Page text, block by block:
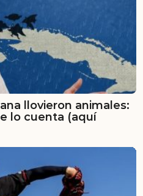
llovieron animales:
lo cuenta (aquí